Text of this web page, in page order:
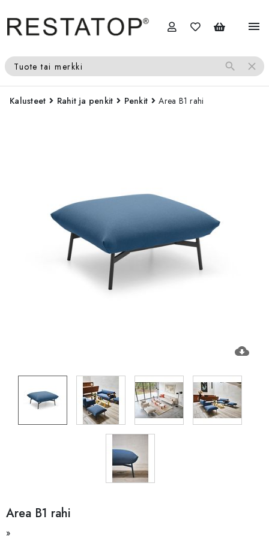
menu
Tuote tai merkki search close
Kalusteet Rahit ja penkit Penkit Area B1 rahi
cloud_download
Area B1 rahi
»